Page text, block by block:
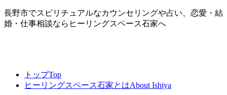
長野市でスピリチュアルなカウンセリングや占い、恋愛・結
婚・仕事相談ならヒーリングスペース石家へ
トップTop
ヒーリングスペース石家とはAbout Ishiya